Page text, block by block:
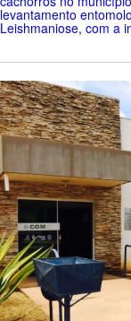
levantamento
Leishmaniose, com a